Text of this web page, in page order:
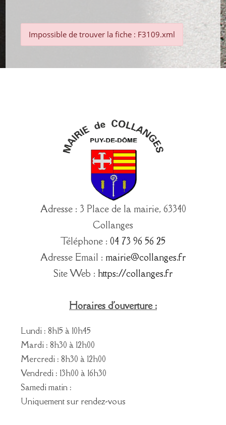
Impossible de trouver la fiche : F3109.xml
Adresse : 3 Place de la mairie, 63340
Collanges
Téléphone : 04 73 96 56 25
Adresse Email : mairie@collanges.fr
Site Web : https://collanges.fr
Horaires d'ouverture :
Lundi : 8h15 à 10h45
Mardi : 8h30 à 12h00
Mercredi : 8h30 à 12h00
Vendredi : 13h00 à 16h30
Samedi matin :
Uniquement sur rendez-vous